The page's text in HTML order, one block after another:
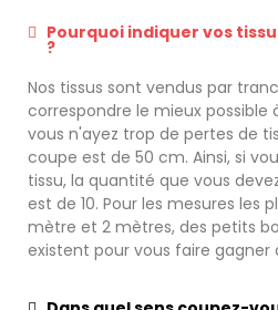
Pourquoi indiquer vos
?
Nos tissus sont vendus par
correspondre le mieux possible
vous n'ayez trop de pertes de
coupe est de 50 cm. Ainsi, si
tissu, la quantité que vous
est de 10. Pour les mesures les
mètre et 2 mètres, des petits
existent pour vous faire gagner